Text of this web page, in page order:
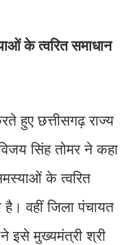
के त्वरित समाधान
छत्तीसगढ़ राज्य
सिंह तोमर ने कहा
के त्वरित
वहीं जिला पंचायत
इसे मुख्यमंत्री श्री